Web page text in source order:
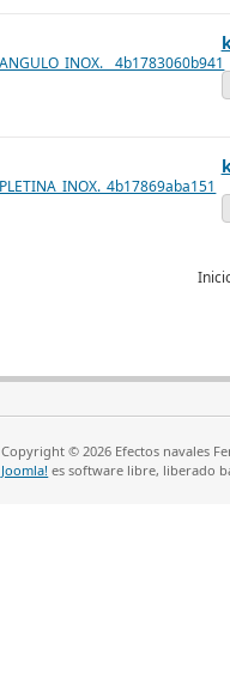
Copyright © 2026 Efectos navales
Joomla! es software libre, liberado